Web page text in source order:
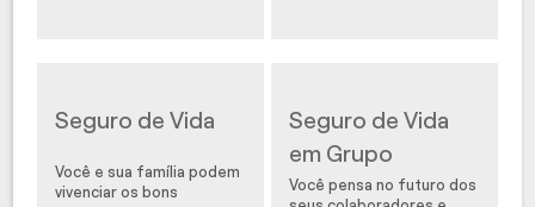
Seguro de Vida
Você e sua família podem
vivenciar os bons
Seguro de Vida
em Grupo
Você pensa no futuro dos